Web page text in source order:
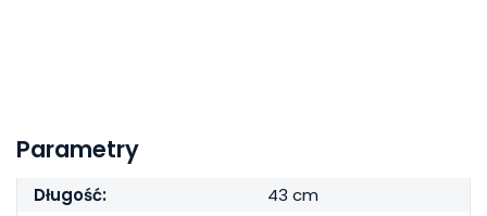
Parametry
Długość:
43 cm